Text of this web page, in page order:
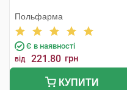
Польфарма
Є в наявності
від 221.80 грн
КУПИТИ